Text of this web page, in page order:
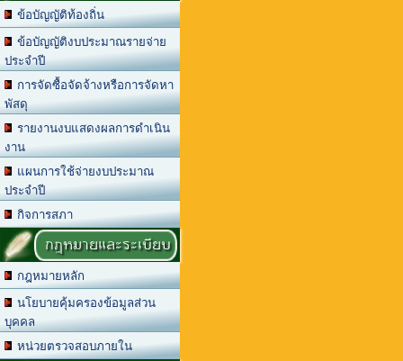
ข้อบัญญัติท้องถิ่น
ข้อบัญญัติงบประมาณรายจ่าย
ประจำปี
การจัดซื้อจัดจ้างหรือการจัดหา
พัสดุ
รายงานงบแสดงผลการดำเนิน
งาน
แผนการใช้จ่ายงบประมาณ
ประจำปี
กิจการสภา
กฎหมายและระเบียบ
กฎหมายหลัก
นโยบายคุ้มครองข้อมูลส่วน
บุคคล
หน่วยตรวจสอบภายใน